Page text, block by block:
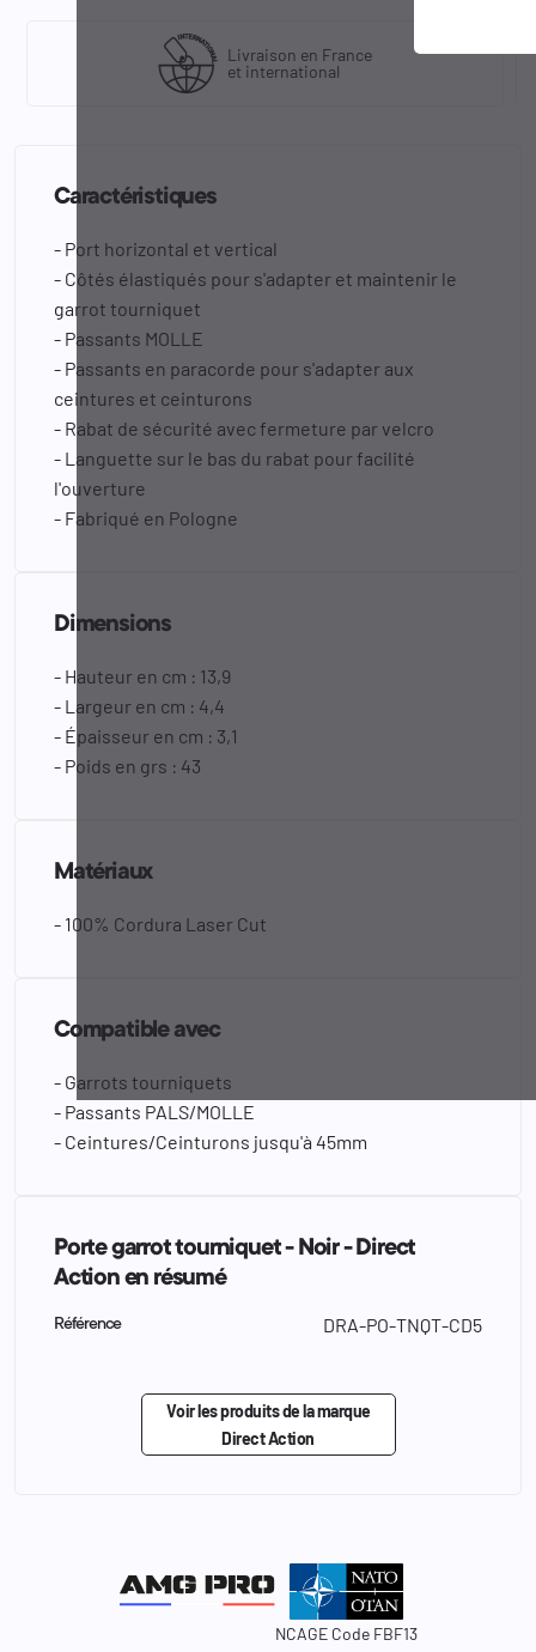
Livraison en France
et international
Caractéristiques
- Port horizontal et vertical
- Côtés élastiqués pour s'adapter et maintenir le
garrot tourniquet
- Passants MOLLE
- Passants en paracorde pour s'adapter aux
ceintures et ceinturons
- Rabat de sécurité avec fermeture par velcro
- Languette sur le bas du rabat pour facilité
l'ouverture
- Fabriqué en Pologne
Dimensions
- Hauteur en cm : 13,9
- Largeur en cm : 4,4
- Épaisseur en cm : 3,1
- Poids en grs : 43
Matériaux
- 100% Cordura Laser Cut
Compatible avec
- Garrots tourniquets
- Passants PALS/MOLLE
- Ceintures/Ceinturons jusqu'à 45mm
Porte garrot tourniquet - Noir - Direct
Action en résumé
Référence DRA-PO-TNQT-CD5
Voir les produits de la marque
Direct Action
NCAGE Code FBF13